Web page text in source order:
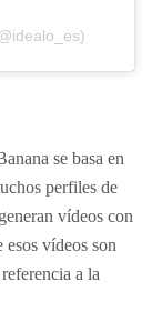
se basa en
perfiles de
vídeos con
vídeos son
a la